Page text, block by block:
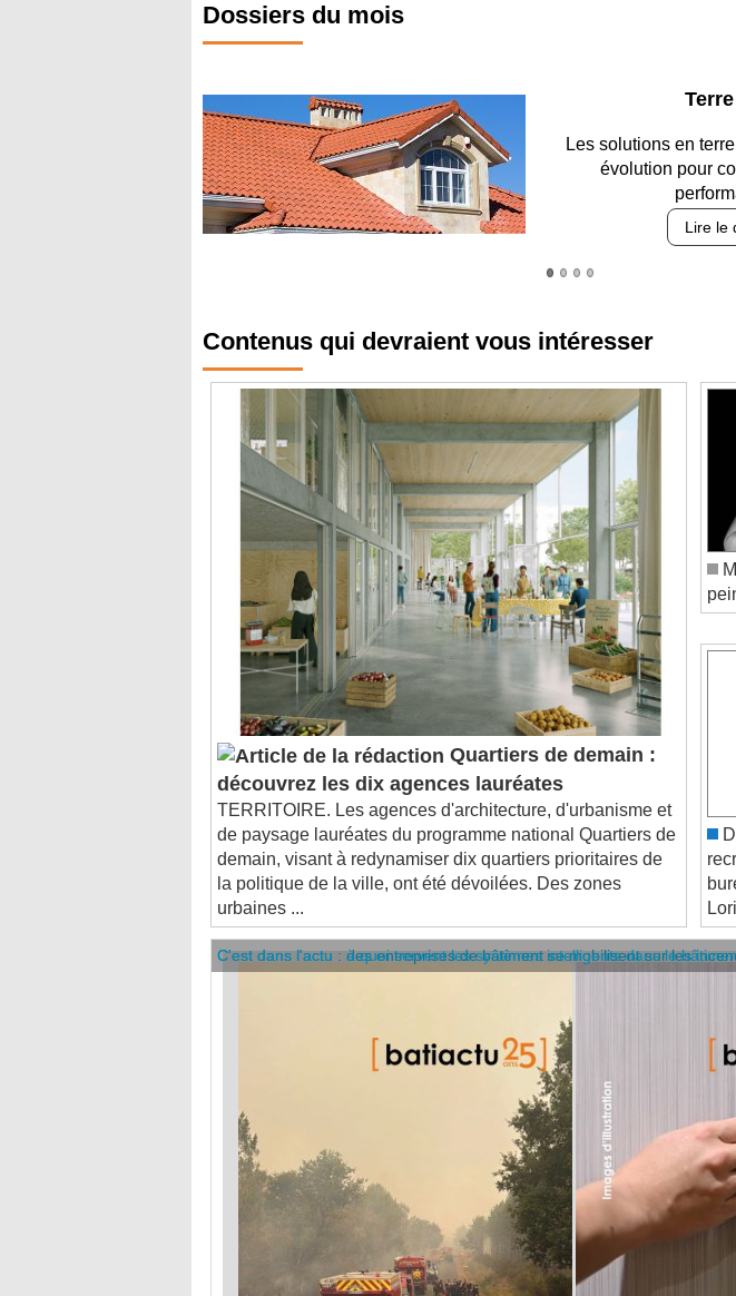
Dossiers du mois
Parking
Entre circulation,
des
Lire le
Quartiers de demain :
découvrez les dix agences lauréates
TERRITOIRE. Les agences d'architecture, d'urbanisme et
de paysage lauréates du programme national Quartiers de
demain, visant à redynamiser dix quartiers prioritaires de
la politique de la ville, ont été dévoilées. Des zones
urbaines ...
C'est dans l'actu : des entreprises de bâtiment se mobilisent sur les
C'est dans l'actu : à quoi servent les systèmes intelligents dans le